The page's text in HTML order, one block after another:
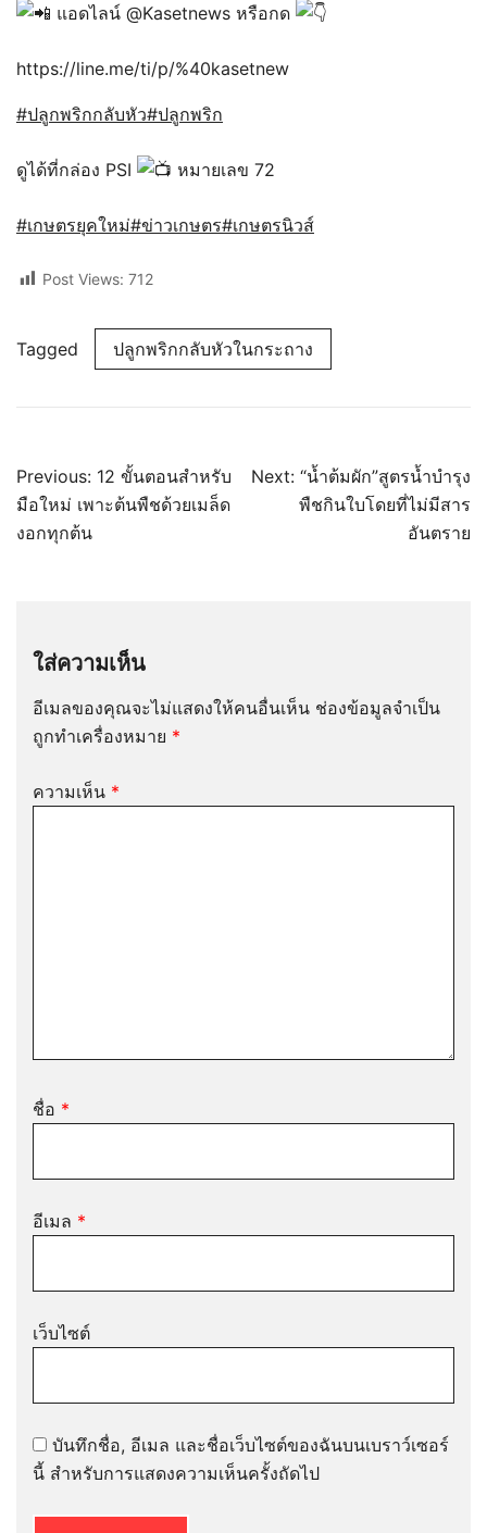
แอดไลน์ @Kasetnews หรือกด
https://line.me/ti/p/%40kasetnew
#ปลูกพริกกลับหัว#ปลูกพริก
ดูได้ที่กล่อง PSI หมายเลข 72
#เกษตรยุคใหม่#ข่าวเกษตร#เกษตรนิวส์
Post Views: 712
Tagged ปลูกพริกกลับหัวในกระถาง
แนะแนว
เรื่อง
Previous: 12 ขั้นตอนสำหรับ
มือใหม่ เพาะต้นพืชด้วยเมล็ด
งอกทุกต้น
Next: “น้ำต้มผัก”สูตรน้ำบำรุง
พืชกินใบโดยที่ไม่มีสาร
อันตราย
ใส่ความเห็น
อีเมลของคุณจะไม่แสดงให้คนอื่นเห็น ช่องข้อมูลจำเป็น
ถูกทำเครื่องหมาย *
ความเห็น *
ชื่อ *
อีเมล *
เว็บไซต์
บันทึกชื่อ, อีเมล และชื่อเว็บไซต์ของฉันบนเบราว์เซอร์
นี้ สำหรับการแสดงความเห็นครั้งถัดไป